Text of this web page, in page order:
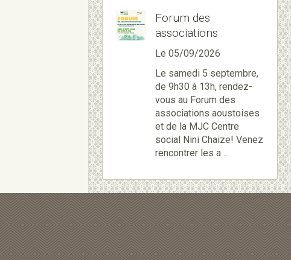
Forum des
associations
Le 05/09/2026
Le samedi 5 septembre,
de 9h30 à 13h, rendez-
vous au Forum des
associations aoustoises
et de la MJC Centre
social Nini Chaize! Venez
rencontrer les a ...